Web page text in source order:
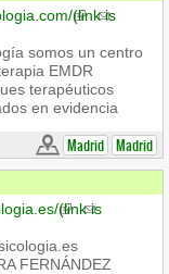
09:00 a 21:00.
Cerrado.
42, local 2,
(link sends e-
(link is
somos un centro
EMDR
terapéuticos
en evidencia
para comprender
que está
emocional y
que te permitan
y la estabilidad
a disfrutar de tu
Madrid Madrid
(link is
FERNÁNDEZ